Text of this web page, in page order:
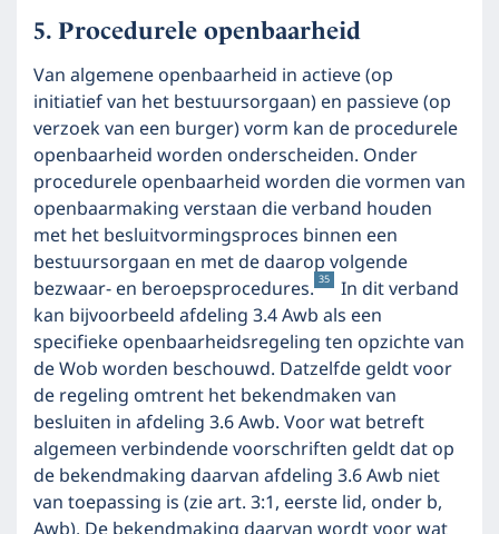
Procedurele openbaarheid
Van algemene openbaarheid in actieve (op
initiatief van het bestuursorgaan) en passieve (op
verzoek van een burger) vorm kan de procedurele
openbaarheid worden onderscheiden. Onder
procedurele openbaarheid worden die vormen van
openbaarmaking verstaan die verband houden
met het besluitvormingsproces binnen een
bestuursorgaan en met de daarop volgende
bezwaar- en beroepsprocedures. 35
In dit verband
kan bijvoorbeeld afdeling 3.4 Awb als een
specifieke openbaarheidsregeling ten opzichte van
de Wob worden beschouwd. Datzelfde geldt voor
de regeling omtrent het bekendmaken van
besluiten in afdeling 3.6 Awb. Voor wat betreft
algemeen verbindende voorschriften geldt dat op
de bekendmaking daarvan afdeling 3.6 Awb niet
van toepassing is (zie art. 3:1, eerste lid, onder b,